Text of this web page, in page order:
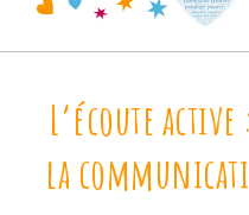
L’écoute
la